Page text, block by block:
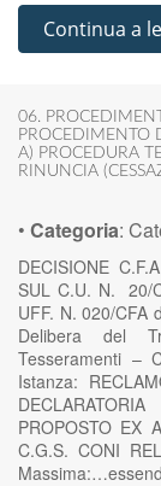
Continua a
06.
PROCEDIMENTO
A) PROCEDURA
RINUNCIA
• Categoria:
DECISIONE
SUL C.U. N. 20/
UFF. N. 020/CFA
Delibera del
Tesseramenti –
Istanza:
PROPOSTO EX
C.G.S. CONI